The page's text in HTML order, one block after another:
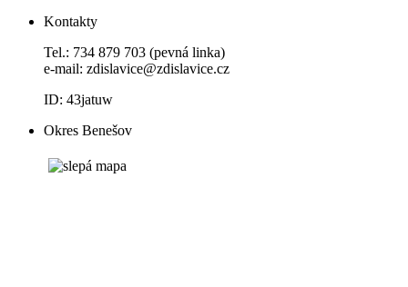
Kontakty
Tel.: 734 879 703 (pevná linka)
e-mail: zdislavice@zdislavice.cz
ID: 43jatuw
Okres Benešov